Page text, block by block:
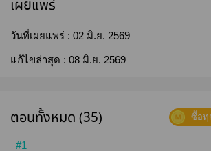
เผยแพร่
วันที่เผยแพร่ : 02 มิ.ย. 2569
แก้ไขล่าสุด : 08 มิ.ย. 2569
ตอนทั้งหมด (35) ซื้อทุ
#1